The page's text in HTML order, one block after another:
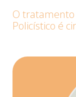
O
Policístico é